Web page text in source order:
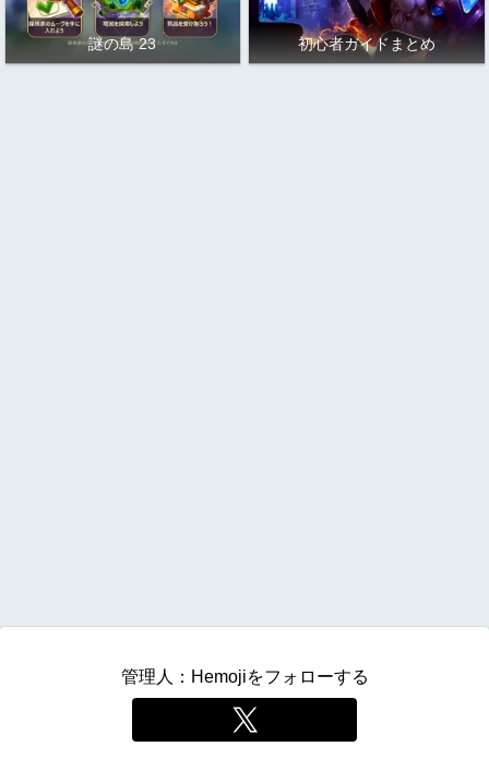
謎の島 23 初心者ガイドまとめ
管理人：Hemojiをフォローする